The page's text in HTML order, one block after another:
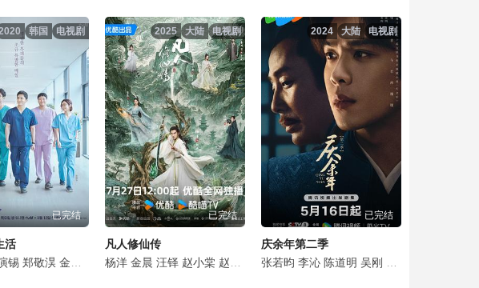
点击复制地址
点击复制地址
点击复制地址
点击复制地址
点击复制地址
点击复制地址
点击复制地址
苗阜
白冰 董晴 徐梵溪 毛俊杰 宋熹 赵煊 金泽灏 章煜奇 田昊 姬他 颜世魁 林鹏 潘之琳
童生 李建义 石兆琪 李健 高叶 王骁 令卓 岳阳
电视剧
韩国
已完结
活
锡 郑敬淏 金大明 田美都 金海淑 金甲洙 丁文晟 申贤彬 文泰佑 金俊翰 河允庆
电视剧
大陆
2025
已完结
凡人修仙传
杨洋 金晨 汪铎 赵小棠 赵晴 金佳悦 荣梓希 张婉儿 胡宇轩
电视剧
大陆
2024
已完结
庆余年第二季
张若昀 李沁 陈道明 吴刚